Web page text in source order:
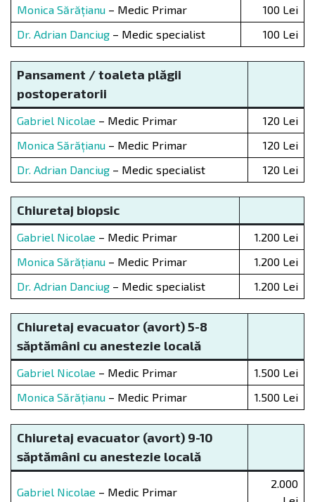
Monica Sărățianu – Medic Primar
100 Lei
Dr. Adrian Danciug – Medic specialist 100 Lei
Pansament / toaleta plăgii
postoperatorii
Gabriel Nicolae – Medic Primar
120 Lei
Monica Sărățianu – Medic Primar
120 Lei
Dr. Adrian Danciug – Medic specialist 120 Lei
Chiuretaj biopsic
Gabriel Nicolae – Medic Primar
1.200 Lei
Monica Sărățianu – Medic Primar
1.200 Lei
Dr. Adrian Danciug – Medic specialist 1.200 Lei
Chiuretaj evacuator (avort) 5-8
săptămâni cu anestezie locală
Gabriel Nicolae – Medic Primar
1.500 Lei
Monica Sărățianu – Medic Primar 1.500 Lei
Chiuretaj evacuator (avort) 9-10
săptămâni cu anestezie locală
Gabriel Nicolae – Medic Primar
2.000